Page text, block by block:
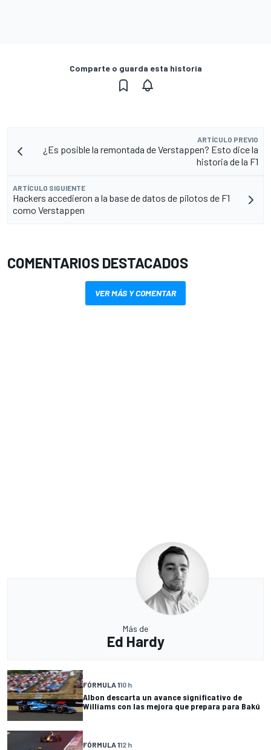
Comparte o guarda esta historia
ARTÍCULO PREVIO
¿Es posible la remontada de Verstappen? Esto dice la
historia de la F1
ARTÍCULO SIGUIENTE
Hackers accedieron a la base de datos de pilotos de F1
como Verstappen
COMENTARIOS DESTACADOS
VER MÁS Y COMENTAR
Más de
Ed Hardy
FÓRMULA 110 h
Albon descarta un avance significativo de
Williams con las mejora que prepara para Bakú
FÓRMULA 112 h